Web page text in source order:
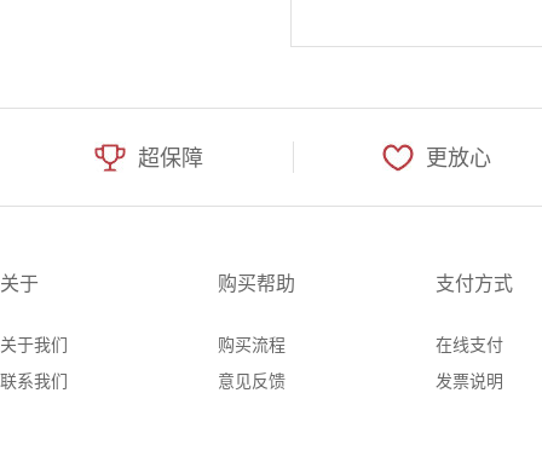
超保障 更放心
关于
关于我们
联系我们
购买帮助
购买流程
意见反馈
支付方式
在线支付
发票说明